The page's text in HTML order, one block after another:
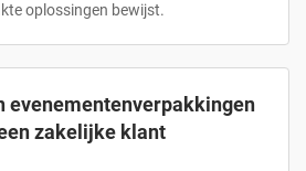
oplossingen bewijst.
evenementenverpakkingen
zakelijke klant